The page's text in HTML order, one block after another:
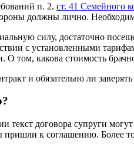
п. 2. ст. 41 Семейного
должны лично.
силу, достаточно
с установленными
том, какова стоимость
и обязательно ли
договора супруги
пришли к соглашению. Более